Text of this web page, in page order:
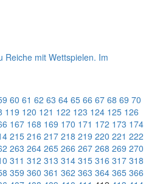
mit Wettspielen. Im
60 61 62 63 64 65 66 67 68 69 70
119 120 121 122 123 124 125 126
167 168 169 170 171 172 173 174
215 216 217 218 219 220 221 222
263 264 265 266 267 268 269 270
311 312 313 314 315 316 317 318
359 360 361 362 363 364 365 366